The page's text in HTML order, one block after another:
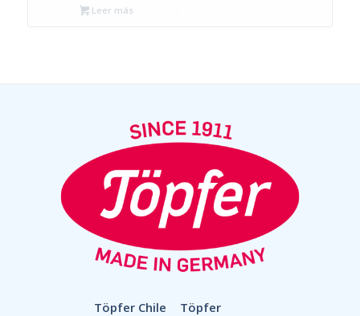
Leer más
Töpfer Chile
Töpfer